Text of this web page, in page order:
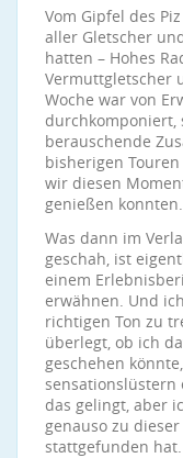
Vom Gipfel des
aller Gletscher
hatten – Hohes
Vermuttgletscher
Woche war von
durchkomponiert,
berauschende
bisherigen
wir diesen
genießen konnten.
Was dann im
geschah, ist
einem
erwähnen. Und
richtigen Ton zu
überlegt, ob ich
geschehen
das gelingt, aber
genauso zu
stattgefunden hat.